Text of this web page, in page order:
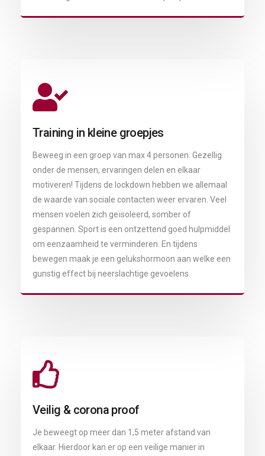
Training in kleine groepjes
Beweeg in een groep van max 4 personen. Gezellig
onder de mensen, ervaringen delen en elkaar
motiveren! Tijdens de lockdown hebben we allemaal
de waarde van sociale contacten weer ervaren. Veel
mensen voelen zich geïsoleerd, somber of
gespannen. Sport is een ontzettend goed hulpmiddel
om eenzaamheid te verminderen. En tijdens
bewegen maak je een gelukshormoon aan welke een
gunstig effect bij neerslachtige gevoelens.
Veilig & corona proof
Je beweegt op meer dan 1,5 meter afstand van
elkaar. Hierdoor kan er op een veilige manier in